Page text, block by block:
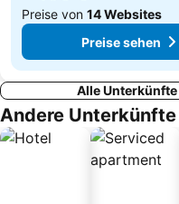
Preise von 14 Websites
Preise sehen
Alle
Andere Unterkünfte